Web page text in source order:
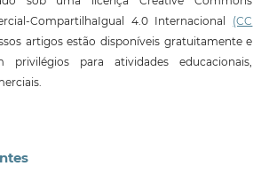
CompartilhaIgual 4.0 Internacional (CC
artigos estão disponíveis gratuitamente e
privilégios para atividades educacionais,